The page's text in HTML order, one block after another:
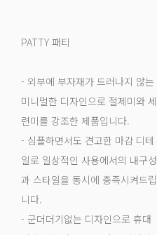
PATTY 패티
- 외부에 부자재가 드러나지 않는
미니멀한 디자인으로 절제미와 세
련미를 강조한 제품입니다.
- 심플하면서도 견고한 마감 디테
일로 일상적인 사용에서의 내구성
과 스타일을 동시에 충족시켜드립
니다.
- 군더더기없는 디자인으로 휴대